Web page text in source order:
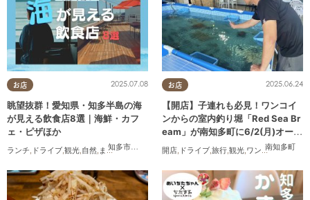
お店
知多市常滑市 美浜町 ,南知多町
2025.07.08
眺望抜群！愛知県・知多半島の海
が見える飲食店8選｜海鮮・カフ
ェ・ピザほか
ランチ, ドライブ,観光,自然, まちネタ 季節ネタ ,まとめ記事
お店
南知多町
2025.06.24
【開店】子連れも必見！ワンコイ
ンからの室内釣り堀「Red Sea Br
eam」が南知多町に6/2(月)オープ
ン
開店, ドライブ,旅行,観光,ワンコイン